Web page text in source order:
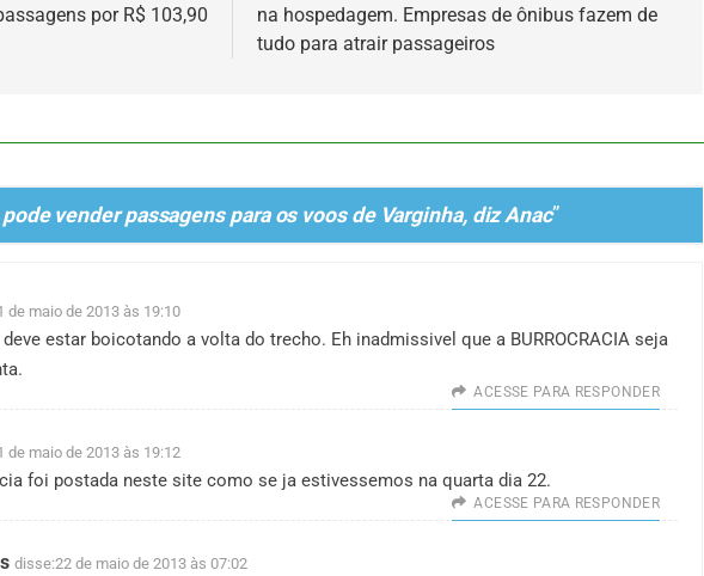
por R$ 103,90
na hospedagem. Empresas de ônibus fazem de
tudo para atrair passageiros
vender passagens para os voos de Varginha, diz Anac”
de maio de 2013 às 19:10
estar boicotando a volta do trecho. Eh inadmissivel que a BURROCRACIA seja
ACESSE PARA RESPONDER
de maio de 2013 às 19:12
foi postada neste site como se ja estivessemos na quarta dia 22.
ACESSE PARA RESPONDER
disse:22 de maio de 2013 às 07:02